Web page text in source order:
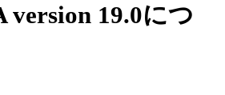
version 19.0につ